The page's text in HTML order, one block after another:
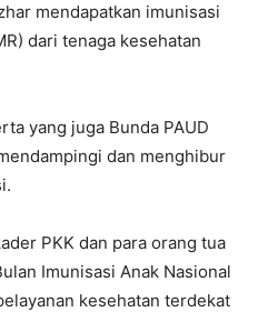
mendapatkan imunisasi
dari tenaga kesehatan
yang juga Bunda PAUD
dan menghibur
PKK dan para orang tua
Imunisasi Anak Nasional
kesehatan terdekat